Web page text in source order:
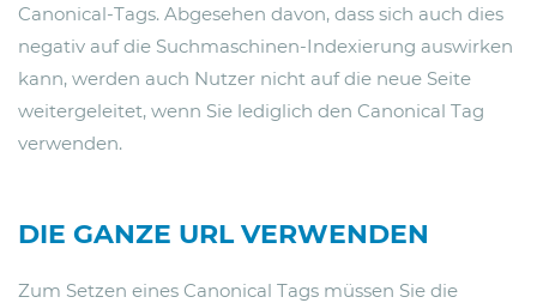
Canonical-Tags. Abgesehen davon, dass sich auch dies
negativ auf die Suchmaschinen-Indexierung auswirken
kann, werden auch Nutzer nicht auf die neue Seite
weitergeleitet, wenn Sie lediglich den Canonical Tag
verwenden.
DIE GANZE URL VERWENDEN
Zum Setzen eines Canonical Tags müssen Sie die